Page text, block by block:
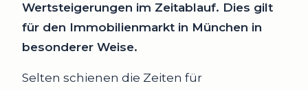
Wertsteigerungen im Zeitablauf. Dies gilt
für den Immobilienmarkt in München in
besonderer Weise.
Selten schienen die Zeiten für